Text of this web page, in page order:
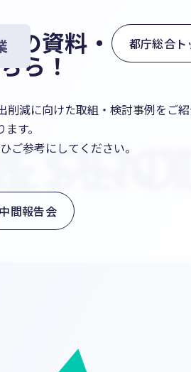
都庁総合ト
の資料・アーカ
ら！
削減に向けた取組・検討事例をご
す。
ご参考にしてください。
間報告会